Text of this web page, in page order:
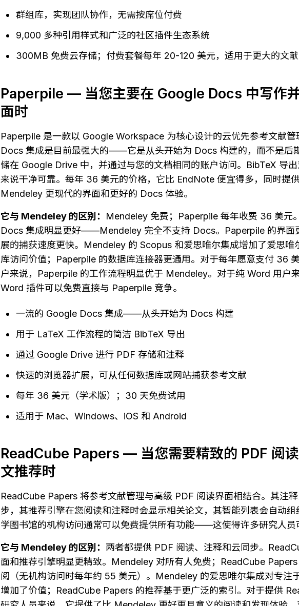
群组库，实现团队协作，无需按席位付费
9,000 多种引用样式和广泛的社区插件生态系统
300MB 免费云存储；付费套餐每年 20-120 美元，适用于更大的文
Paperpile — 当您主要在 Google Docs 中写作
面时
Paperpile 是一款以 Google Workspace 为核心设计的云优先参考文献
Docs 集成是目前最强大的——它是从头开始为 Docs 构建的，而不是后
储在 Google Drive 中，并通过与您的文档相同的账户访问。BibTeX 导
来说干净可靠。每年 36 美元的价格，它比 EndNote 便宜得多，同时提
Mendeley 更现代的界面和更好的 Docs 体验。
它与 Mendeley 的区别： Mendeley 免费；Paperpile 每年收费 36 美元
Docs 集成明显更好——Mendeley 完全不支持 Docs。Paperpile 的界面
展的捕获速度更快。Mendeley 的 Scopus 和爱思唯尔集成增加了爱思唯
库访问价值；Paperpile 的数据库连接器更通用。对于每年愿意支付 36
户来说，Paperpile 的工作流程明显优于 Mendeley。对于纯 Word 用户
Word 插件可以免费直接与 Paperpile 竞争。
一流的 Google Docs 集成——从头开始为 Docs 构建
用于 LaTeX 工作流程的简洁 BibTeX 导出
通过 Google Drive 进行 PDF 存储和注释
快速的浏览器扩展，可从任何数据库或网站捕获参考文献
每年 36 美元（学术版）；30 天免费试用
适用于 Mac、Windows、iOS 和 Android
ReadCube Papers — 当您需要精致的 PDF 阅
文推荐时
ReadCube Papers 将参考文献管理与高级 PDF 阅读界面相结合。其注
步，其推荐引擎在您阅读和注释时会显示相关论文，其智能列表会自动
学图书馆的机构访问通常可以免费提供所有功能——这使得许多研究人员
它与 Mendeley 的区别： 两者都提供 PDF 阅读、注释和云同步。
面和推荐引擎明显更精致。Mendeley 对所有人免费；ReadCube
阅（无机构访问时每年约 55 美元）。Mendeley 的爱思唯尔集成对专注
增加了价值；ReadCube Papers 的推荐基于更广泛的索引。对于提供